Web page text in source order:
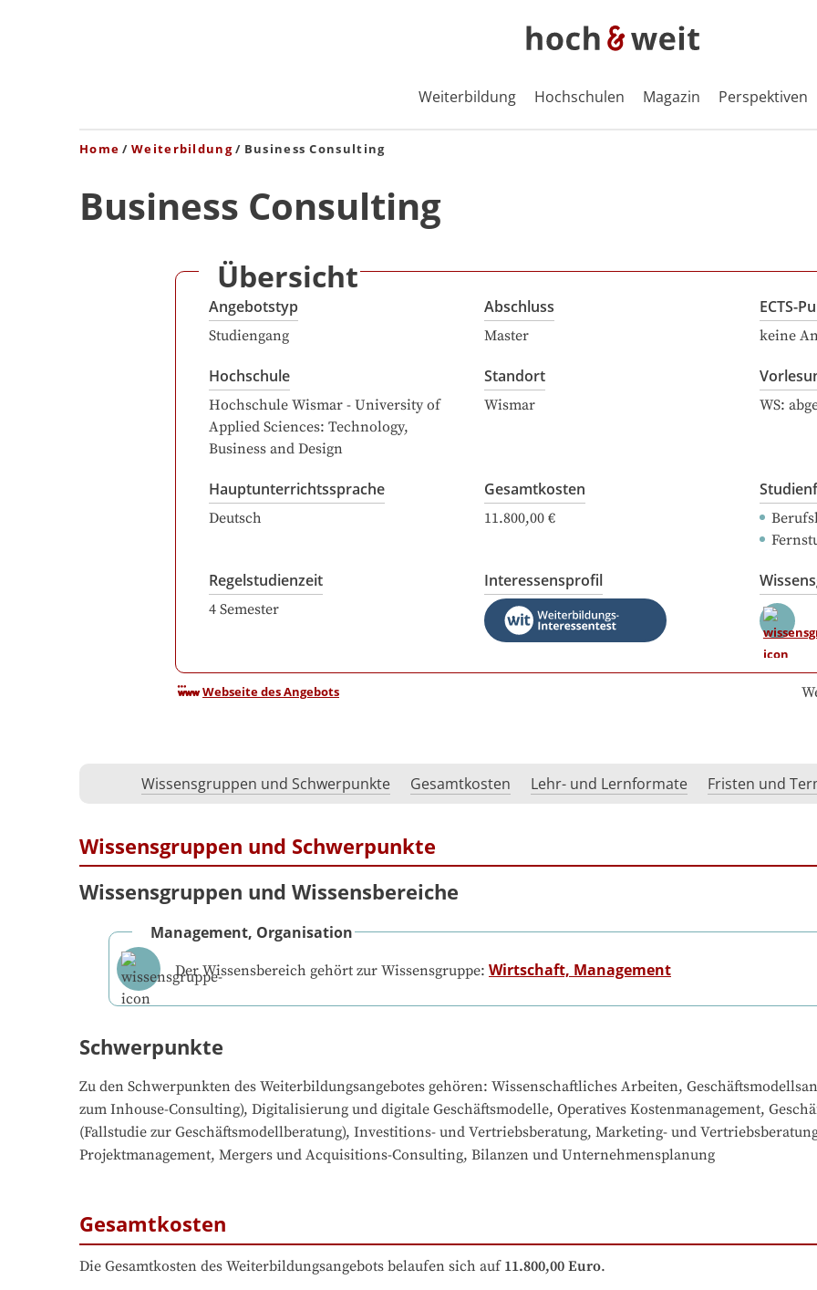
Weiterbildung Hochschulen Magazin Perspektiven
Home Weiterbildung Business Consulting
Business Consulting
Übersicht
Angebotstyp
Studiengang
Abschluss
Master
ECTS-
keine
Hochschule
Hochschule Wismar - University of
Applied Sciences: Technology,
Business and Design
Standort
Wismar WS:
Hauptunterrichtssprache
Deutsch
Gesamtkosten
11.800,00 €
Regelstudienzeit
4 Semester
Interessensprofil
Webseite des Angebots
Wissensgruppen und Schwerpunkte Gesamtkosten Lehr- und Lernformate Fristen und
Wissensgruppen und Schwerpunkte
Wissensgruppen und Wissensbereiche
Management, Organisation
Der Wissensbereich gehört zur Wissensgruppe: Wirtschaft, Management
Schwerpunkte
Zu den Schwerpunkten des Weiterbildungsangebotes gehören: Wissenschaftliches Arbeiten,
zum Inhouse-Consulting), Digitalisierung und digitale Geschäftsmodelle, Operatives Kostenmanagement,
(Fallstudie zur Geschäftsmodellberatung), Investitions- und Vertriebsberatung, Marketing- und
Projektmanagement, Mergers und Acquisitions-Consulting, Bilanzen und Unternehmensplanung
Gesamtkosten
Die Gesamtkosten des Weiterbildungsangebots belaufen sich auf 11.800,00 Euro.